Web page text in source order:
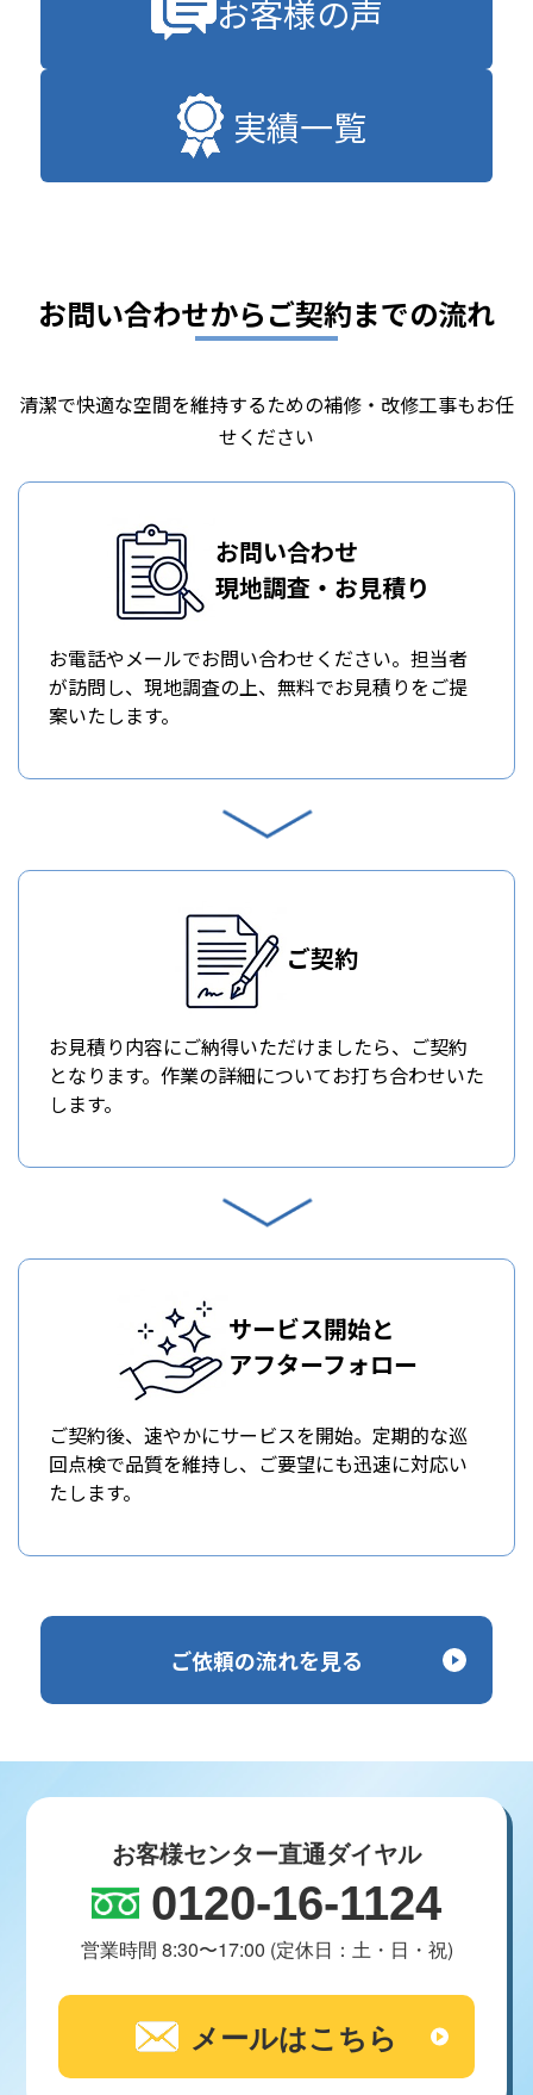
お客様の声
実績一覧
お問い合わせからご契約までの流れ
清潔で快適な空間を維持するための補修・改修工事もお任
せください
お問い合わせ
現地調査・お見積り
お電話やメールでお問い合わせください。担当者
が訪問し、現地調査の上、無料でお見積りをご提
案いたします。
ご契約
お見積り内容にご納得いただけましたら、ご契約
となります。作業の詳細についてお打ち合わせいた
します。
サービス開始と
アフターフォロー
ご契約後、速やかにサービスを開始。定期的な巡
回点検で品質を維持し、ご要望にも迅速に対応い
たします。
ご依頼の流れを見る
お客様センター直通ダイヤル
0120-16-1124
営業時間 8:30〜17:00 (定休日：土・日・祝)
メールはこちら